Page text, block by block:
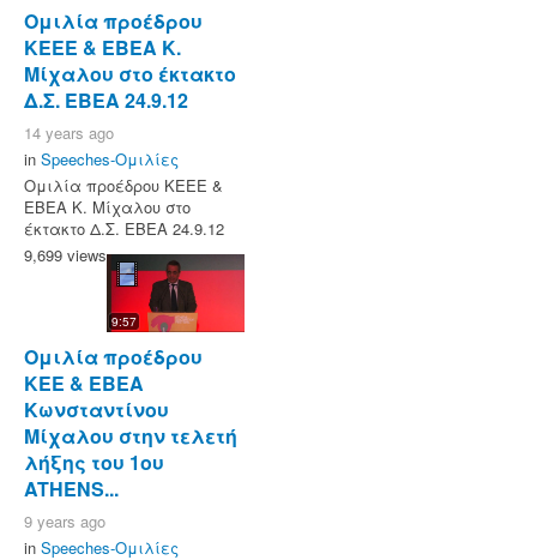
Ομιλία προέδρου
ΚΕΕΕ & ΕΒΕΑ Κ.
Μίχαλου στο έκτακτο
Δ.Σ. ΕΒΕΑ 24.9.12
14 years ago
in Speeches-Ομιλίες
Ομιλία προέδρου ΚΕΕΕ &
ΕΒΕΑ Κ. Μίχαλου στο
έκτακτο Δ.Σ. ΕΒΕΑ 24.9.12
9,699 views
9:57
Ομιλία προέδρου
ΚΕΕ & ΕΒΕΑ
Κωνσταντίνου
Μίχαλου στην τελετή
λήξης του 1ου
ATHENS...
9 years ago
in Speeches-Ομιλίες